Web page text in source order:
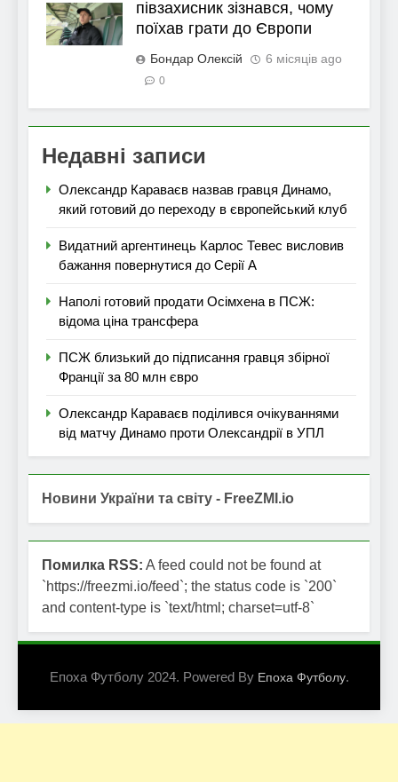
півзахисник зізнався, чому
поїхав грати до Європи
Бондар Олексій 6 місяців ago
0
Недавні записи
Олександр Караваєв назвав гравця Динамо,
який готовий до переходу в європейський клуб
Видатний аргентинець Карлос Тевес висловив
бажання повернутися до Серії А
Наполі готовий продати Осімхена в ПСЖ:
відома ціна трансфера
ПСЖ близький до підписання гравця збірної
Франції за 80 млн євро
Олександр Караваєв поділився очікуваннями
від матчу Динамо проти Олександрії в УПЛ
Новини України та світу - FreeZMI.io
Помилка RSS: A feed could not be found at
`https://freezmi.io/feed`; the status code is `200`
and content-type is `text/html; charset=utf-8`
Епоха Футболу 2024. Powered By Епоха Футболу.